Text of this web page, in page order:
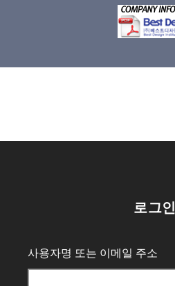
로그인
사용자명 또는 이메일 주소